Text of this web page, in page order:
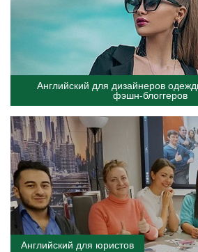
Английский для дизайнеров
фэшн-блоггеров
Английский для юристов